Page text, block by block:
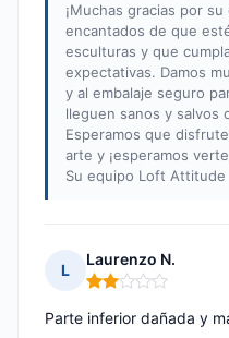
¡Muchas gracias por
encantados de que
esculturas y que
expectativas. Damos
y al embalaje seguro
lleguen sanos y salvos
Esperamos que
arte y ¡esperamos
Su equipo Loft Attitude
L
Laurenzo N.
Nota: 2 de 5
Parte inferior dañada y